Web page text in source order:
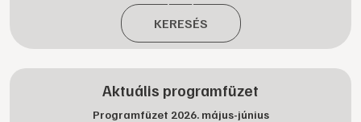
KERESÉS
Aktuális programfüzet
Programfüzet 2026. május-június